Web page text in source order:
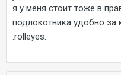
я у меня стоит тоже в
подлокотника удобно за
:rolleyes: